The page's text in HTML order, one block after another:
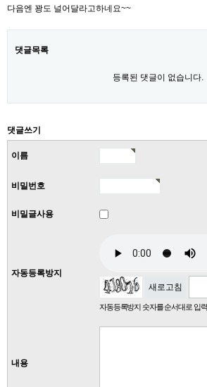
다음엔 꽝도 널어달라고하네요~~
댓글목록
등록된 댓글이 없습니다.
댓글쓰기
이름
비밀번호
비밀글사용
자동등록방지
새로고침
자동등록방지 숫자를 순서대로 입
내용